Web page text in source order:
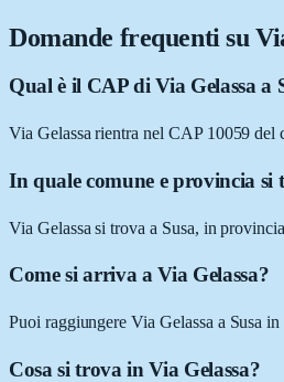
Domande frequenti su
Qual è il CAP di Via Gelassa a
Via Gelassa rientra nel CAP 10059 del
In quale comune e provincia si
Via Gelassa si trova a Susa, in
Come si arriva a Via Gelassa?
Puoi raggiungere Via Gelassa a Susa
Cosa si trova in Via Gelassa?